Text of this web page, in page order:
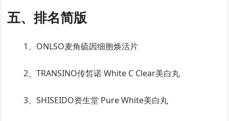
五、排名简版
1、ONLSO麦角硫因细胞焕活片
2、TRANSINO传皙诺 White C Clear美白丸
3、SHISEIDO资生堂 Pure White美白丸